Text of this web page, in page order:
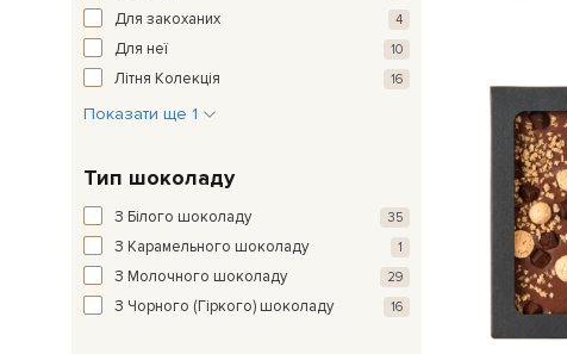
Для закоханих 4
Для неї 10
Літня Колекція 16
Показати ще 1
Тип шоколаду
З Білого шоколаду 35
З Карамельного шоколаду 1
З Молочного шоколаду 29
З Чорного (Гіркого) шоколаду 16